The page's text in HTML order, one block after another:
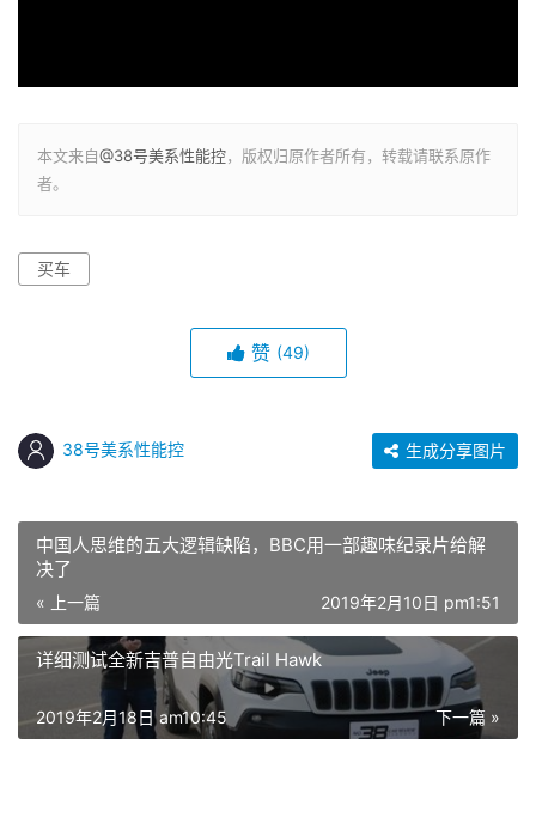
本文来自@38号美系性能控，版权归原作者所有，转载请联系原作
者。
买车
赞 (49)
38号美系性能控 生成分享图片
中国人思维的五大逻辑缺陷，BBC用一部趣味纪录片给解
决了
« 上一篇 2019年2月10日 pm1:51
详细测试全新吉普自由光Trail Hawk
下一篇 »
2019年2月18日 am10:45